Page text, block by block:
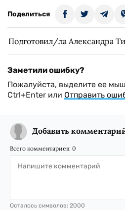
Поделиться
Подготовил/ла Александра
Заметили ошибку?
Пожалуйста, выделите ее
Ctrl+Enter или Отправить
Добавить
Всего комментариев: 0
Осталось символов: 2000